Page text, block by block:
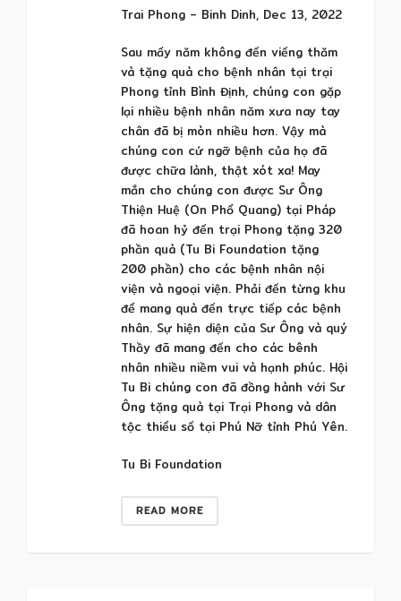
Trai Phong – Binh Dinh, Dec 13, 2022
Sau mấy năm không đến viếng thăm
và tặng quà cho bệnh nhân tại trại
Phong tỉnh Bình Định, chúng con gặp
lại nhiều bệnh nhân năm xưa nay tay
chân đã bị mòn nhiều hơn. Vậy mà
chúng con cứ ngỡ bệnh của họ đã
được chữa lành, thật xót xa! May
mắn cho chúng con được Sư Ông
Thiện Huệ (On Phổ Quang) tại Pháp
đã hoan hỷ đến trại Phong tặng 320
phần quà (Tu Bi Foundation tặng
200 phần) cho các bệnh nhân nội
viện và ngoại viện. Phải đến từng khu
để mang quà đến trực tiếp các bệnh
nhân. Sự hiện diện của Sư Ông và quý
Thầy đã mang đến cho các bênh
nhân nhiều niềm vui và hạnh phúc. Hội
Tu Bi chúng con đã đồng hành với Sư
Ông tặng quà tại Trại Phong và dân
tộc thiểu số tại Phú Nỡ tỉnh Phú Yên.
Tu Bi Foundation
READ MORE